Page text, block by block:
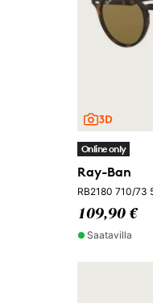
Online only
Ray-Ban
RB2180 710/73
109,90 €
Saatavilla